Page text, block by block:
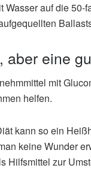
Wasser auf die
aber eine
mit
helfen.
kann so ein
keine Wunder
Hilfsmittel zur